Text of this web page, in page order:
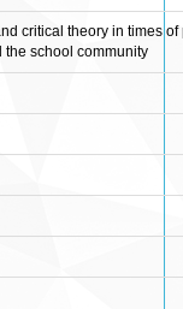
critical theory in times of
the school community